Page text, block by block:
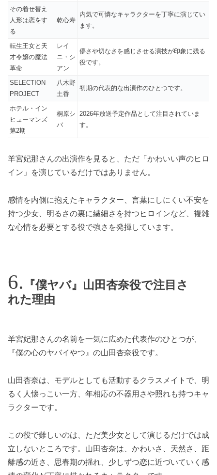
その着せ替え
人形は恋をす
る
乾心寿
内気で可憐なキャラクターを丁寧に演じてい
ます。
転生王女と天
才令嬢の魔法
革命
レイ
ニ・シ
アン
儚さや切なさを感じさせる演技が印象に残る
役です。
SELECTION
PROJECT
八木野
土香
初期の代表的な出演作のひとつです。
ホテル・イン
ヒューマンズ
第2期
桐原シ
バ
2026年放送予定作品として注目されていま
す。
羊宮妃那さんの出演作を見ると、ただ「かわいい声のヒロ
イン」を演じているだけではありません。
感情を内側に抱えたキャラクター、言葉にしにくい不安を
持つ少女、明るさの裏に繊細さを持つヒロインなど、複雑
な心情を必要とする役で強さを発揮しています。
『僕ヤバ』山田杏奈役で注目さ
れた理由
羊宮妃那さんの名前を一気に広めた代表作のひとつが、
『僕の心のヤバイやつ』の山田杏奈役です。
山田杏奈は、モデルとしても活動するクラスメイトで、明
るく人懐っこい一方、年相応の不器用さや照れも持つキャ
ラクターです。
この役で難しいのは、ただ美少女として演じるだけでは成
立しないところです。山田杏奈は、かわいさ、天然さ、距
離感の近さ、思春期の揺れ、少しずつ恋に近づいていく感